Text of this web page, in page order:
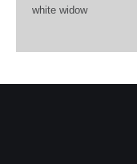
white widow